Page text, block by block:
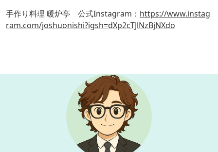
手作り料理 暖炉亭 公式Instagram： https://www.instag
ram.com/joshuonishi?igsh=dXp2cTJlNzBjNXdo